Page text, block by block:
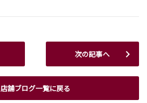
店舗ブログ一覧に戻る
次の記事へ